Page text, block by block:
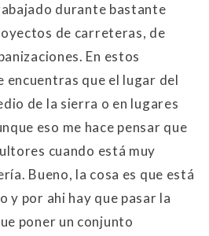
durante bastante
de carreteras, de
En estos
que el lugar del
de la sierra o en lugares
eso me hace pensar que
cuando está muy
Bueno, la cosa es que está
y por ahi hay que pasar la
poner un conjunto